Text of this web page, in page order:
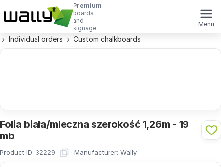
Premium
boards
and
signage
Menu
Individual orders Custom chalkboards
Folia biała/mleczna szerokość 1,26m - 19
mb
Product ID: 32229 · Manufacturer: Wally